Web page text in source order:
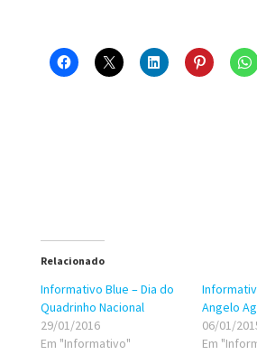
Relacionado
Informativo Blue – Dia do
Quadrinho Nacional
29/01/2016
Em "Informativo"
Angelo
06/01/
Em